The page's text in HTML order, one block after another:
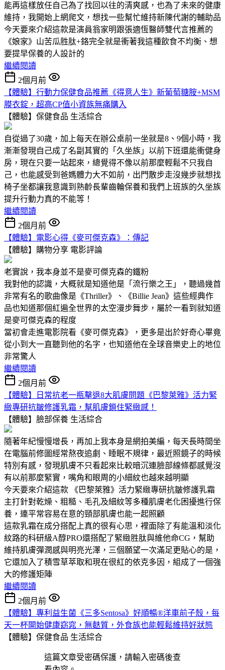
能再這樣放任自己為了找回以往的清爽感，也為了未來的健康
維持，我開始上網爬文，想找一些幫忙維持新陳代謝的輔助品
今天要來介紹這款是演員翁家明跟張適恆醫師雙代言推薦的
《娘家》山苦瓜胜肽+鉻完全就是衝著我這種飲食不均衡、想
要提早保養的人設計的
繼續閱讀
2個月前
【體驗】行動力保健食品推薦《得意人生》新葡萄糖胺+MSM
膜衣錠，超高CP值小資族無痛購入
【體驗】保健食品 生活綜合
自從過了30歲，加上每天在辦公桌前一坐就是8、9個小時，我
漸漸發現自己成了名副其實的「久坐族」以前下班還能衝健身
房，現在只要一站起來，總覺得不像以前那麼輕鬆不只我自
己，也能感受到爸媽體力大不如前，出門散步走沒幾步就想找
椅子坐都讓我意識到熟齡長輩齒輪保養和我們上班族的久坐族
提升行動力真的不能等！
繼續閱讀
2個月前
【體驗】電影心得《麥可傑克森》：傳記
【體驗】購物分享 電影評論
老實說，我本身並不是麥可傑克森的鐵粉
我對他的認識，大概就是知道他是「流行樂之王」，聽過幾首
非常有名的歌曲像是《Thriller》、《Billie Jean》這些經典作
品也知道那個紅遍全世界的太空漫步舞步，屬於一看到就知道
是麥可傑克森的程度
當初會走進電影院看《麥可傑克森》，更多是出於好奇心畢竟
從小到大一直聽到他的名字，也知道他在全球音樂史上的地位
非常驚人
繼續閱讀
2個月前
【體驗】日常抗老一瓶擊退8大肌膚問題《巴黎萊雅》活力緊
緻專研抗皺修護乳霜，幫肌膚鎖住緊緻感！
【體驗】臉部保養 生活綜合
隨著年紀慢慢增長，再加上我本身是網拍美編，每天長時間坐
在電腦前修圖經常熬夜追劇、睡眠不規律，最近照鏡子的時候
特別有感，發現肌膚不只看起來比較暗沉連臉部線條都感覺沒
有以前那麼緊實，嘴角和眼周的小細紋也越來越明顯
今天要來介紹這款 《巴黎萊雅》活力緊緻專研抗皺修護乳霜
主打針對乾燥、粗糙、毛孔及細紋等多種肌膚老化困擾進行保
養，連平常容易在意的頸部肌膚也能一起照顧
這款乳霜在成分搭配上真的很有心思，裡面除了有能溫和淡化
紋路的科研級A醇PRO還搭配了緊緻胜肽與維他命CG，幫助
維持肌膚彈潤感與明亮光澤，三個願望一次滿足更貼心的是，
它還加入了積雪草萃取和現在很紅的依克多因，組成了一個強
大的修護矩陣
繼續閱讀
2個月前
【體驗】專利益生菌《三多Sentosa》好順暢®洋車前子殼，每
天一杯開始健康窈窕，無麩質，外食族也能輕鬆維持好狀態
【體驗】保健食品 生活綜合
這篇文章受密碼保護，請輸入密碼後查